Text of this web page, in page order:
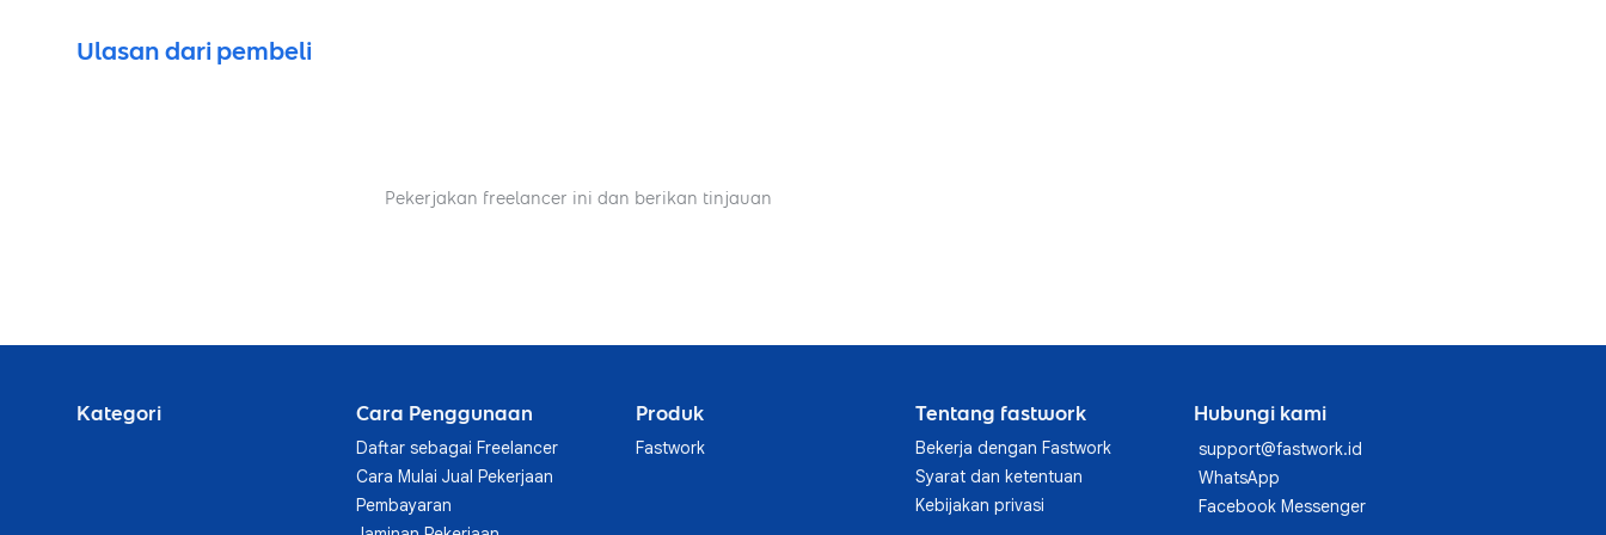
Ulasan dari pembeli
Pekerjakan freelancer ini dan berikan tinjauan
Kategori Cara Penggunaan
Daftar sebagai Freelancer
Cara Mulai Jual Pekerjaan
Pembayaran
Produk
Fastwork
Tentang fastwork
Bekerja dengan Fastwork
Syarat dan ketentuan
Kebijakan privasi
Hubungi kami
support@fastwork.id
WhatsApp
Facebook Messenger